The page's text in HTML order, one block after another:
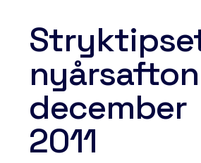
nyårsafton
december
2011